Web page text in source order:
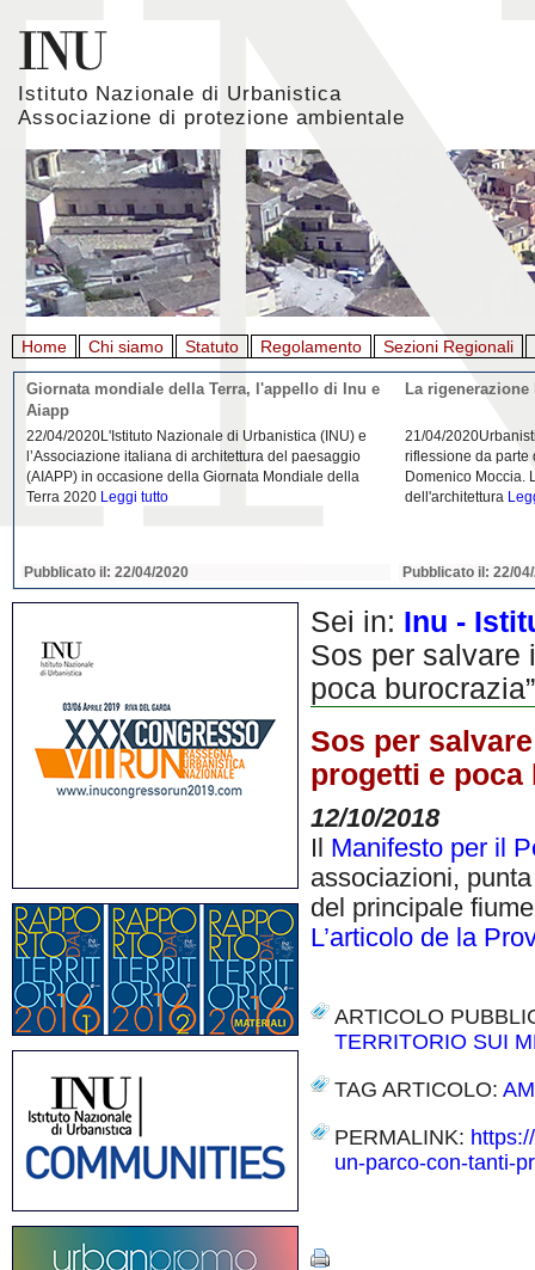
Istituto Nazionale di Urbanistica
Associazione di protezione ambientale
Home Chi siamo Statuto Regolamento Sezioni Regionali
Giornata mondiale della Terra, l'appello di Inu e
Aiapp
22/04/2020L'Istituto Nazionale di Urbanistica (INU) e
l’Associazione italiana di architettura del paesaggio
(AIAPP) in occasione della Giornata Mondiale della
Terra 2020 Leggi tutto
Pubblicato il: 22/04/2020
La
21/04/
riflessione da parte
Domenico Moccia.
dell'architettura
Pubblicato il: 22/
Sei in: Inu -
Sos per salvare
poca burocrazia”
Sos per
progetti e poca
12/10/2018
Il Manifesto per il
associazioni,
del principale
L’articolo de la
ARTICOLO
TERRITORIO SUI
TAG ARTICOLO:
PERMALINK:
un-parco-con-tanti-